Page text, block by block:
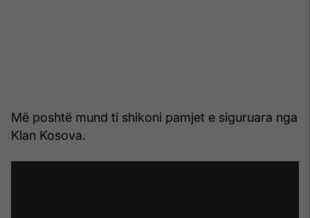
Më poshtë mund ti shikoni pamjet e siguruara nga
Klan Kosova.